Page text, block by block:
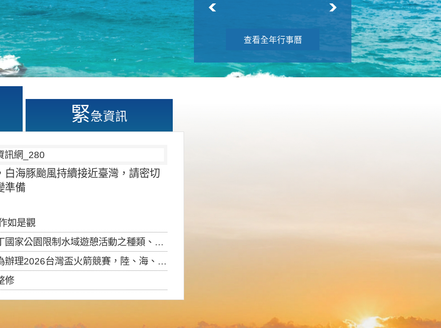
查看全年行事曆
緊急資訊
海豚颱風持續接近臺灣，請密切
準備
如是觀
制水域遊憩活動之種類、範圍、時間及行為」，自即日生效。
盃火箭競賽，陸、海、空域警戒及協調相關事宜，因颱風備案事宜
修